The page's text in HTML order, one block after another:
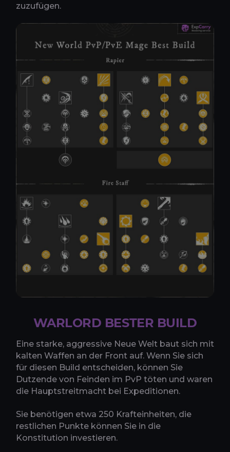
zuzufügen.
WARLORD BESTER BUILD
Eine starke, aggressive Neue Welt baut sich mit
kalten Waffen an der Front auf. Wenn Sie sich
für diesen Build entscheiden, können Sie
Dutzende von Feinden im PvP töten und waren
die Hauptstreitmacht bei Expeditionen.
Sie benötigen etwa 250 Krafteinheiten, die
restlichen Punkte können Sie in die
Konstitution investieren.